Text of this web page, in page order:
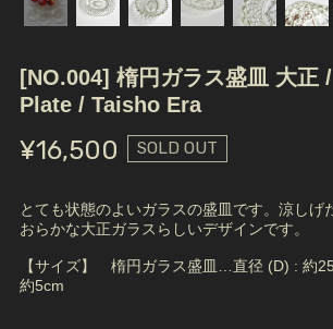
[NO.004] 楕円ガラス盛皿 大正
Plate / Taisho Era
¥16,500 SOLD OUT
とても状態のよいガラスの盛皿です。涼しげ
おらかな大正ガラスらしいデザインです。
【サイズ】 楕円ガラス盛皿…直径 (D) : 約
約5cm